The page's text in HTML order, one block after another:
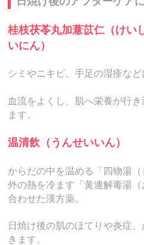
桂枝茯苓丸加薏苡仁（けい
いにん）
シミやニキビ、手足の湿疹など
血流をよくし、肌へ栄養が行
ます。
温清飲（うんせいいん）
からだの中を温める「四物湯
外の熱を冷ます「黄連解毒湯
合わせた漢方薬。
日焼け後の肌のほてりや炎症
きます。